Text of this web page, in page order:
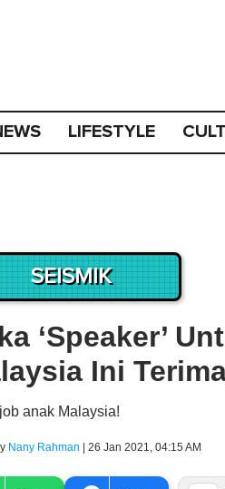
LIFESTYLE
SEISMIK
‘Speaker’
Ini
anak Malaysia!
Nany Rahman | 26 Jan 2021, 04:15 AM